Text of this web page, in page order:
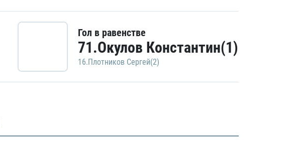
Гол в равенстве
71.Окулов Константин(1)
16.Плотников Сергей(2)